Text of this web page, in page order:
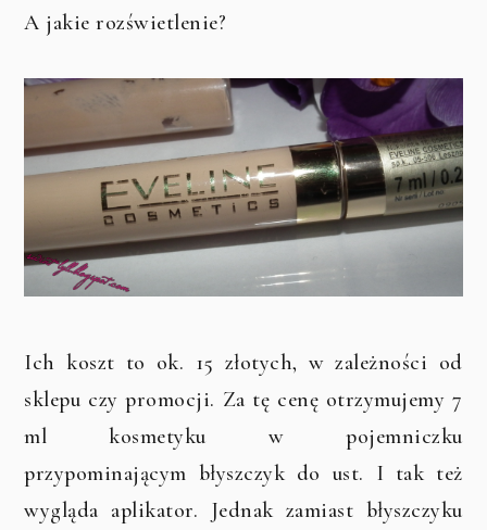
A jakie rozświetlenie?
Ich koszt to ok. 15 złotych, w zależności od
sklepu czy promocji. Za tę cenę otrzymujemy 7
ml kosmetyku w pojemniczku
przypominającym błyszczyk do ust. I tak też
wygląda aplikator. Jednak zamiast błyszczyku